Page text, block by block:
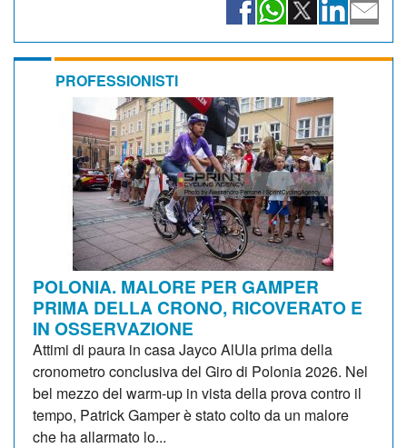
PROFESSIONISTI
POLONIA. MALORE PER GAMPER
PRIMA DELLA CRONO, RICOVERATO E
IN OSSERVAZIONE
Attimi di paura in casa Jayco AlUla prima della
cronometro conclusiva del Giro di Polonia 2026. Nel
bel mezzo del warm-up in vista della prova contro il
tempo, Patrick Gamper è stato colto da un malore
che ha allarmato lo...